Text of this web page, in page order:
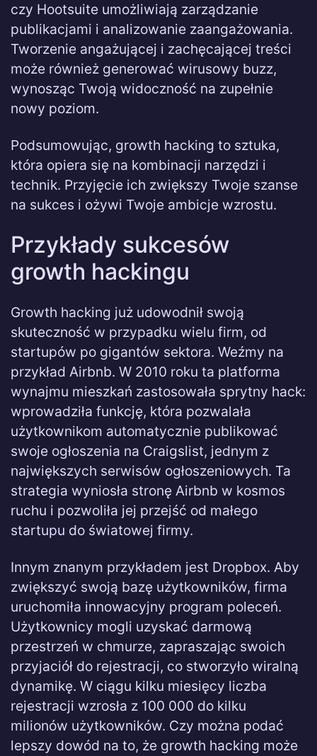
czy Hootsuite umożliwiają zarządzanie
publikacjami i analizowanie zaangażowania.
Tworzenie angażującej i zachęcającej treści
może również generować wirusowy buzz,
wynosząc Twoją widoczność na zupełnie
nowy poziom.
Podsumowując, growth hacking to sztuka,
która opiera się na kombinacji narzędzi i
technik. Przyjęcie ich zwiększy Twoje szanse
na sukces i ożywi Twoje ambicje wzrostu.
Przykłady sukcesów
growth hackingu
Growth hacking już udowodnił swoją
skuteczność w przypadku wielu firm, od
startupów po gigantów sektora. Weźmy na
przykład Airbnb. W 2010 roku ta platforma
wynajmu mieszkań zastosowała sprytny hack:
wprowadziła funkcję, która pozwalała
użytkownikom automatycznie publikować
swoje ogłoszenia na Craigslist, jednym z
największych serwisów ogłoszeniowych. Ta
strategia wyniosła stronę Airbnb w kosmos
ruchu i pozwoliła jej przejść od małego
startupu do światowej firmy.
Innym znanym przykładem jest Dropbox. Aby
zwiększyć swoją bazę użytkowników, firma
uruchomiła innowacyjny program poleceń.
Użytkownicy mogli uzyskać darmową
przestrzeń w chmurze, zapraszając swoich
przyjaciół do rejestracji, co stworzyło wiralną
dynamikę. W ciągu kilku miesięcy liczba
rejestracji wzrosła z 100 000 do kilku
milionów użytkowników. Czy można podać
lepszy dowód na to, że growth hacking może